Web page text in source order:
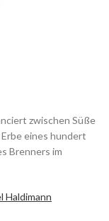
zwischen Süße
eines hundert
Brenners im
Haldimann